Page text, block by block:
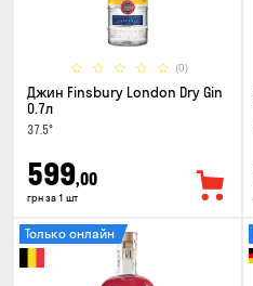
(0)
Джин Finsbury London Dry Gin
0.7л
37.5°
599,00
грн за 1 шт
Только онлайн